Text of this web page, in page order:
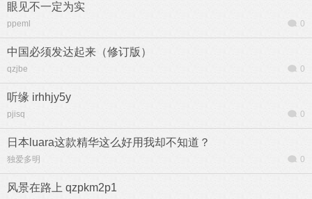
眼见不一定为实
ppeml 0
中国必须发达起来（修订版）
qzjbe 0
听缘 irhhjy5y
pjisq 0
日本luara这款精华这么好用我却不知道？
独爱多明 0
风景在路上 qzpkm2p1